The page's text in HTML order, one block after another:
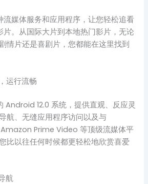
流媒体服务和应用程序，让您轻松追看
。从国际大片到本地热门影片，无论
情片还是喜剧片，您都能在这里找到
运行流畅
Android 12.0 系统，提供直观、反应灵
航、无缝应用程序访问以及与
Prime Video 等顶级流媒体平
比以往任何时候都更轻松地欣赏喜爱
航